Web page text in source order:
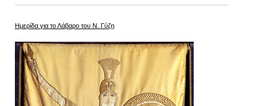
Ημερίδα για το Λάβαρο του Ν. Γύζη